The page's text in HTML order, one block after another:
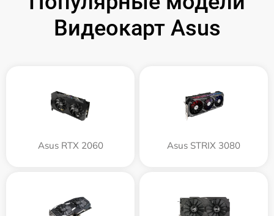
Видеокарт Asus
Asus RTX 2060 Asus STRIX 3080